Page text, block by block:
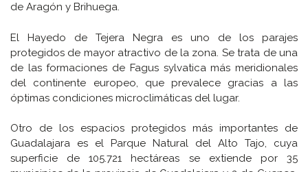
de Aragón y Brihuega.
El Hayedo de Tejera Negra es uno de los parajes
protegidos de mayor atractivo de la zona. Se trata de una
de las formaciones de Fagus sylvatica más meridionales
del continente europeo, que prevalece gracias a las
óptimas condiciones microclimáticas del lugar.
Otro de los espacios protegidos más importantes de
Guadalajara es el Parque Natural del Alto Tajo, cuya
superficie de 105.721 hectáreas se extiende por 35